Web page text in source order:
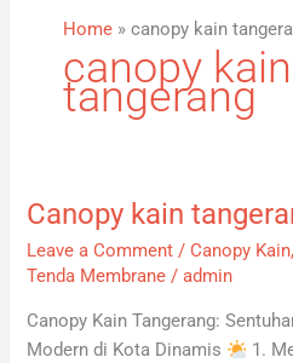
Home» canopy kain
canopy kain
tangerang
Canopy kain
Leave a Comment /Canopy Kain
Tenda Membrane /admin
Canopy Kain Tangerang:
Modern di Kota Dinamis
1.
Canopy
kain
tangerang